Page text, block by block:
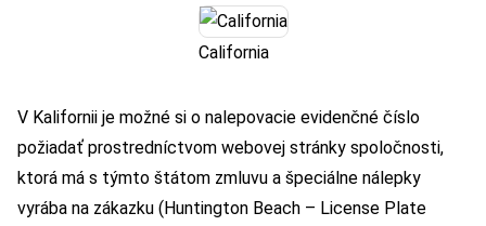
California
V Kalifornii je možné si o nalepovacie evidenčné číslo
požiadať prostredníctvom webovej stránky spoločnosti,
ktorá má s týmto štátom zmluvu a špeciálne nálepky
vyrába na zákazku (Huntington Beach ­– License Plate